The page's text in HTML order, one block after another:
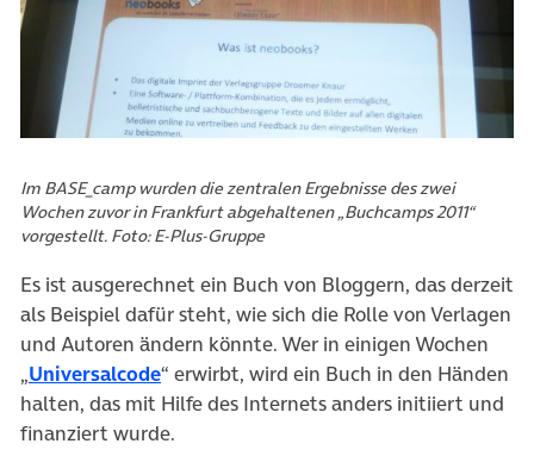
Im BASE_camp wurden die zentralen Ergebnisse des zwei
Wochen zuvor in Frankfurt abgehaltenen „Buchcamps 2011“
vorgestellt. Foto: E-Plus-Gruppe
Es ist ausgerechnet ein Buch von Bloggern, das derzeit
als Beispiel dafür steht, wie sich die Rolle von Verlagen
und Autoren ändern könnte. Wer in einigen Wochen
„Universalcode“ erwirbt, wird ein Buch in den Händen
halten, das mit Hilfe des Internets anders initiiert und
finanziert wurde.